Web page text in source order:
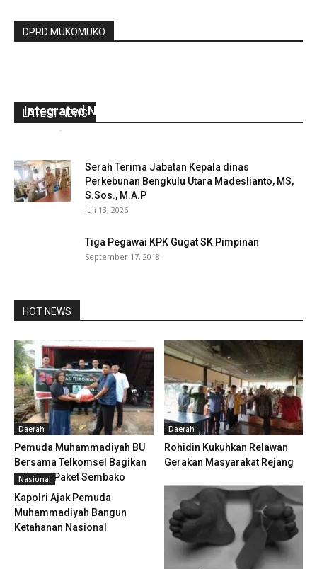
DPRD MUKOMUKO
LATEST NEWS
Integrated Nursery Farming System
-
Serah Terima Jabatan Kepala dinas
Perkebunan Bengkulu Utara Madeslianto, MS,
S.Sos., M.A.P
Juli 13, 2026
Tiga Pegawai KPK Gugat SK Pimpinan
September 17, 2018
HOT NEWS
Daerah
Pemuda Muhammadiyah BU
Bersama Telkomsel Bagikan
Puluhan Paket Sembako
Daerah
Rohidin Kukuhkan Relawan
Gerakan Masyarakat Rejang
Nasional
Kapolri Ajak Pemuda
Muhammadiyah Bangun
Ketahanan Nasional